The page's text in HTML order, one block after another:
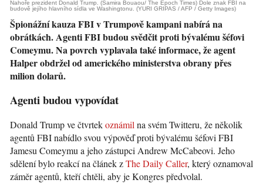
Nahoře prezident Donald Trump. (Samira Bouaou/ The Epoch Times) Dole znak FBI na
budově jejího hlavního sídla ve Washingtonu. (YURI GRIPAS / AFP / Getty Images)
Špionážní kauza FBI v Trumpově kampani nabírá na
obrátkách. Agenti FBI budou svědčit proti bývalému šéfovi
Comeymu. Na povrch vyplavala také informace, že agent
Halper obdržel od amerického ministerstva obrany přes
milion dolarů.
Agenti budou vypovídat
Donald Trump ve čtvrtekoznámil na svém Twitteru, že několik
agentů FBI nabídlo svou výpověď proti bývalému šéfovi FBI
Jamesu Comeymu a jeho zástupci Andrew McCabeovi. Jeho
sdělení bylo reakcí na článek zThe Daily Caller, který oznamoval
záměr agentů, kteří chtěli, aby je Kongres předvolal.